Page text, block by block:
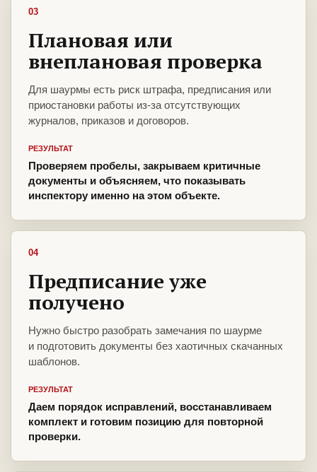
03
Плановая или
внеплановая проверка
Для шаурмы есть риск штрафа, предписания или
приостановки работы из-за отсутствующих
журналов, приказов и договоров.
РЕЗУЛЬТАТ
Проверяем пробелы, закрываем критичные
документы и объясняем, что показывать
инспектору именно на этом объекте.
04
Предписание уже
получено
Нужно быстро разобрать замечания по шаурме
и подготовить документы без хаотичных скачанных
шаблонов.
РЕЗУЛЬТАТ
Даем порядок исправлений, восстанавливаем
комплект и готовим позицию для повторной
проверки.